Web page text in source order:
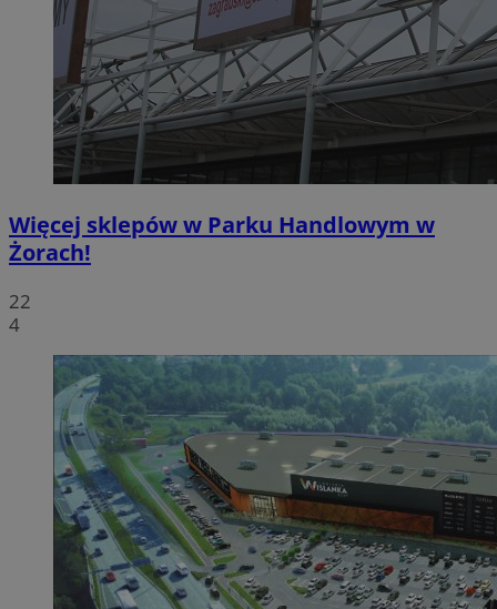
Więcej sklepów w Parku Handlowym w
Żorach!
22
4